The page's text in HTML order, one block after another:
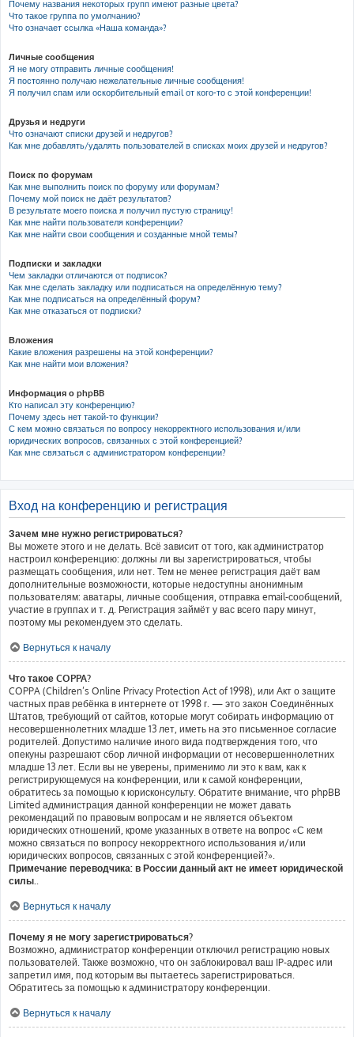
Почему названия некоторых групп имеют разные цвета?
Что такое группа по умолчанию?
Что означает ссылка «Наша команда»?
Личные сообщения
Я не могу отправить личные сообщения!
Я постоянно получаю нежелательные личные сообщения!
Я получил спам или оскорбительный email от кого-то с этой конференции!
Друзья и недруги
Что означают списки друзей и недругов?
Как мне добавлять/удалять пользователей в списках моих друзей и недругов?
Поиск по форумам
Как мне выполнить поиск по форуму или форумам?
Почему мой поиск не даёт результатов?
В результате моего поиска я получил пустую страницу!
Как мне найти пользователя конференции?
Как мне найти свои сообщения и созданные мной темы?
Подписки и закладки
Чем закладки отличаются от подписок?
Как мне сделать закладку или подписаться на определённую тему?
Как мне подписаться на определённый форум?
Как мне отказаться от подписки?
Вложения
Какие вложения разрешены на этой конференции?
Как мне найти мои вложения?
Информация о phpBB
Кто написал эту конференцию?
Почему здесь нет такой-то функции?
С кем можно связаться по вопросу некорректного использования и/или
юридических вопросов, связанных с этой конференцией?
Как мне связаться с администратором конференции?
Вход на конференцию и регистрация
Зачем мне нужно регистрироваться?
Вы можете этого и не делать. Всё зависит от того, как администратор
настроил конференцию: должны ли вы зарегистрироваться, чтобы
размещать сообщения, или нет. Тем не менее регистрация даёт вам
дополнительные возможности, которые недоступны анонимным
пользователям: аватары, личные сообщения, отправка email-сообщений,
участие в группах и т. д. Регистрация займёт у вас всего пару минут,
поэтому мы рекомендуем это сделать.
Вернуться к началу
Что такое COPPA?
COPPA (Children’s Online Privacy Protection Act of 1998), или Акт о защите
частных прав ребёнка в интернете от 1998 г. — это закон Соединённых
Штатов, требующий от сайтов, которые могут собирать информацию от
несовершеннолетних младше 13 лет, иметь на это письменное согласие
родителей. Допустимо наличие иного вида подтверждения того, что
опекуны разрешают сбор личной информации от несовершеннолетних
младше 13 лет. Если вы не уверены, применимо ли это к вам, как к
регистрирующемуся на конференции, или к самой конференции,
обратитесь за помощью к юрисконсульту. Обратите внимание, что phpBB
Limited администрация данной конференции не может давать
рекомендаций по правовым вопросам и не является объектом
юридических отношений, кроме указанных в ответе на вопрос «С кем
можно связаться по вопросу некорректного использования и/или
юридических вопросов, связанных с этой конференцией?».
Примечание переводчика: в России данный акт не имеет юридической
силы..
Вернуться к началу
Почему я не могу зарегистрироваться?
Возможно, администратор конференции отключил регистрацию новых
пользователей. Также возможно, что он заблокировал ваш IP-адрес или
запретил имя, под которым вы пытаетесь зарегистрироваться.
Обратитесь за помощью к администратору конференции.
Вернуться к началу